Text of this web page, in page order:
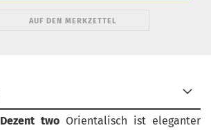
AUF DEN MERKZETTEL
Dezent two Orientalisch ist eleganter